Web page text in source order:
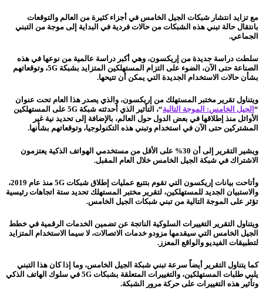
مع تزايد انتشار شبكات الجيل الخامس في أجزاء كثيرة من العالم والتوقعات
بانتقال حالة تبني هذه الشبكات من حالات فردية في البداية إلى موجة من التبني
الجماعي.
سلطت دراسة جديدة من إريكسون، وهي أكبر دراسة عالمية من نوعها في هذه
الصناعة حتى الآن، الضوء على التزام المستهلكين المتزايد بشبكة 5G، وتوقعاتهم
بشأن حالات الاستخدام الجديدة التي يمكن أن تتيحها.
ويتناول تقرير مختبر المستهلك من إريكسون، والذي يصدر هذا العام تحت عنوان
“ الجيل الخامس: الموجة التالية
“، التأثير الذي أحدثته شبكة 5G على المستهلكين
الأوائل منذ إطلاقها في بعض الدول حول العالم، بالإضافة إلى تحديد نية غير
المشتركين حتى الآن في استخدام وتبني هذه التكنولوجيا، وتوقعاتهم بشأنها.
ويشير التقرير إلى أن 30% على الأقل من مستخدمي الهواتف الذكية يعتزمون
الاشتراك في شبكة الجيل الخامس خلال العام المقبل.
وأتاحت بيانات إريكسون التي تقوم بتتبع عمليات إطلاق شبكات 5G منذ عام 2019،
والاستبيان الجديد للمستهلكين، لتقرير مختبر المستهلك تحديد ستة اتجاهات رئيسية
تؤثر على الموجة التالية من تبني شبكات الجيل الخامس.
ويتناول التقرير التغييرات السلوكية الناتجة عن تضمين الخدمات الرقمية في خطط
الجيل الخامس التي سيقدمها مزودو خدمات الاتصالات، لا سيما الاستخدام المتزايد
لتطبيقات الفيديو والواقع المعزز.
كما يتناول التقرير أيضاً سرعة تبني شبكة الجيل الخامس، وما إذا كان هذا التبني
يلبي طلبات المستهلكين، والتغييرات المتعلقة بشبكات 5G في سلوك الهاتف الذكي
وتأثير هذه التغييرات على حركة مرور الشبكة.